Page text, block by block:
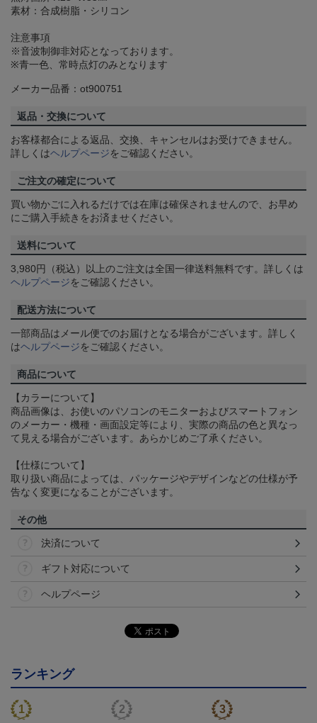
素材：合成樹脂・シリコン
注意事項
※音波制御非対応となっております。
※青一色、常時点灯のみとなります
メーカー品番：ot900751
返品・交換について
お客様都合による返品、交換、キャンセルはお受けできません。
詳しくはヘルプページをご確認ください。
ご注文の確定について
買い物かごに入れるだけでは在庫は確保されませんので、お早め
にご購入手続きをお済ませください。
送料について
3,980円（税込）以上のご注文は全国一律送料無料です。詳しくは
ヘルプページをご確認ください。
配送方法について
一部商品はメール便でのお届けとなる場合がございます。詳しく
はヘルプページをご確認ください。
商品について
【カラーについて】
商品画像は、お使いのパソコンのモニターおよびスマートフォン
のメーカー・機種・画面設定等により、実際の商品の色と異なっ
て見える場合がございます。あらかじめご了承ください。
【仕様について】
取り扱い商品によっては、パッケージやデザインなどの仕様が予
告なく変更になることがございます。
その他
決済について
ギフト対応について
ヘルプページ
ランキング